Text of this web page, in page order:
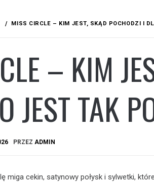
MISS CIRCLE – KIM JEST, SKĄD POCHODZI I
– KIM
JEST TAK
PRZEZ ADMIN
miga cekin, satynowy połysk i sylwetki,